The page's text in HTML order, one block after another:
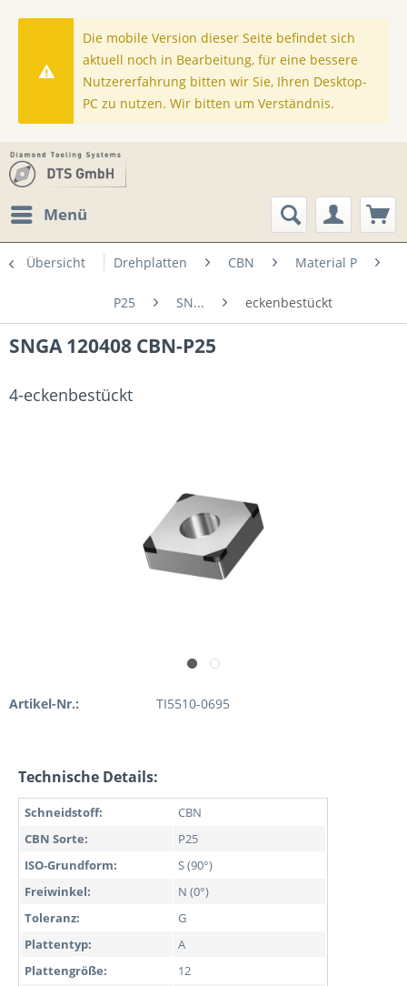
Die mobile Version dieser Seite befindet sich
aktuell noch in Bearbeitung, für eine bessere
Nutzererfahrung bitten wir Sie, Ihren Desktop-
PC zu nutzen. Wir bitten um Verständnis.
Menü
Übersicht Drehplatten CBN Material P
P25 SN... eckenbestückt
SNGA 120408 CBN-P25
4-eckenbestückt
Artikel-Nr.: TI5510-0695
Technische Details:
Schneidstoff:
CBN
CBN Sorte:
P25
ISO-Grundform:
S (90°)
Freiwinkel:
N (0°)
Toleranz:
G
Plattentyp:
A
Plattengröße:
12